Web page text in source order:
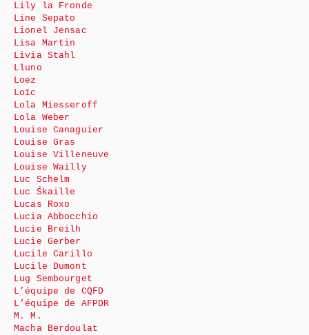
Lily la Fronde
Line Sepato
Lionel Jensac
Lisa Martin
Livia Stahl
Lluno
Loez
Loïc
Lola Miesseroff
Lola Weber
Louise Canaguier
Louise Gras
Louise Villeneuve
Louise Wailly
Luc Schelm
Luc Śkaille
Lucas Roxo
Lucia Abbocchio
Lucie Breilh
Lucie Gerber
Lucile Carillo
Lucile Dumont
Lug Sembourget
L’équipe de CQFD
L’équipe de AFPDR
M. M.
Macha Berdoulat